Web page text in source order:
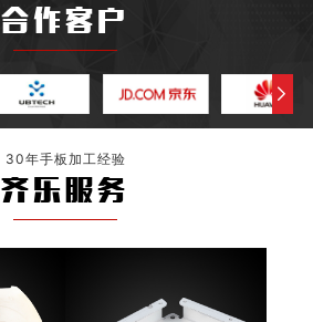
合作客户
30年手板加工经验
齐乐服务